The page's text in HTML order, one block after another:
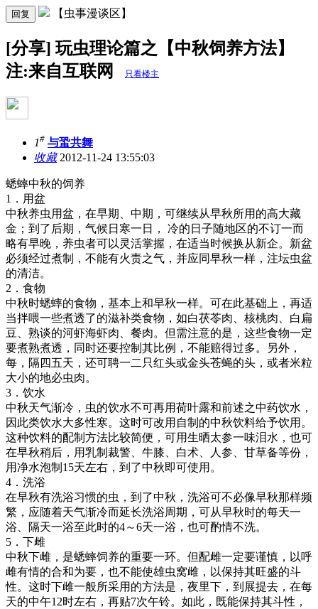
回复 【虫事漫谈区】
[分享] 玩虫理论篇之【中秋饲养方法】
注:来自互联网
只看楼主
1# 与蛩共舞
收藏2012-11-24 13:55:03
蟋蟀中秋的饲养
1．用盆
中秋养虫用盆，在早期、中期，可继续从早秋所用的高大藏
金；到了后期，气候日寒一日， 冷的日子随地区的不订一而
略有早晚，养虫者可以灵活掌握，在适当时候换从新企。新盆
必须经过煮制，不能有火责之气，并应同早秋一样，注坛虫盆
的清洁。
2．食物
中秋时蟋蟀的食物，基本上和早秋一样。可在此基础上，再适
当拌喂一些煮透了的滋补类食物，如白茯苓肉、核桃肉、白扁
豆、熟谈的河虾海虾肉、餐肉。但需注意的是，这些食物一定
要煮熟煮透，同时还要控制其比例，不能赔得过多。另外，
每，隔四五天，还可聘一二只红头或金头苍蝇的头，或者米粒
大小的地必虫肉。
3．饮水
中秋天气渐冷，虫的饮水不可再用荷叶露和前述之中药饮水，
因此类饮水大多性寒。这时可改用自制的中秋饮料给予饮用。
这种饮料的配制方法比较简便，可用生晒太参一味泪水，也可
在早秋稍后，用乳制裁警、牛膝、白术、人参、甘草备等份，
用净水泡制15天左右，到了中秋即可使用。
4．洗浴
在早秋有洗浴习惯的虫，到了中秋，洗浴可不必像早秋那样频
繁，应随着天气渐冷而延长洗浴周期，可从早秋时的每天一
浴、隔天一浴至此时的4～6天一浴，也可酌情不洗。
5．下雌
中秋下雌，是蟋蟀饲养的重要一环。但配雌一定要谨慎，以呼
雌有情的合和为要，也不能使雄虫窝雌，以保持其旺盛的斗
性。这时下雌一般所采用的方法是，夜里下，到展提去，在每
天的中午12时左右，再贴7次午铃。如此，既能保持其斗性，